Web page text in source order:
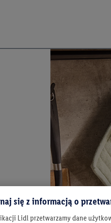
się z informacją o
Lidl przetwarzamy dane